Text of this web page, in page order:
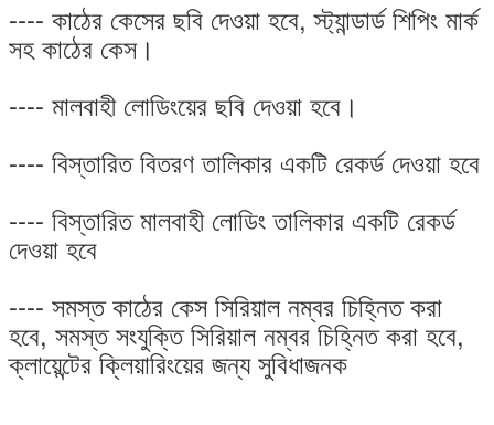
---- কাঠের কেসের ছবি দেওয়া হবে, স্ট্যান্ডার্ড শিপিং মার্ক
সহ কাঠের কেস।
---- মালবাহী লোডিংয়ের ছবি দেওয়া হবে।
---- বিস্তারিত বিতরণ তালিকার একটি রেকর্ড দেওয়া হবে
---- বিস্তারিত মালবাহী লোডিং তালিকার একটি রেকর্ড
দেওয়া হবে
---- সমস্ত কাঠের কেস সিরিয়াল নম্বর চিহ্নিত করা
হবে, সমস্ত সংযুক্তি সিরিয়াল নম্বর চিহ্নিত করা হবে,
ক্লায়েন্টের ক্লিয়ারিংয়ের জন্য সুবিধাজনক